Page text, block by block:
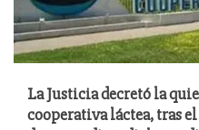
La Justicia decretó la
cooperativa láctea, tras